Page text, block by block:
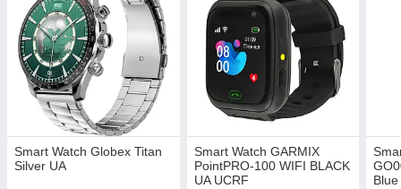
Smart Watch Globex Titan
Silver UA
Smart Watch GARMIX
PointPRO-100 WIFI BLACK
UA UCRF